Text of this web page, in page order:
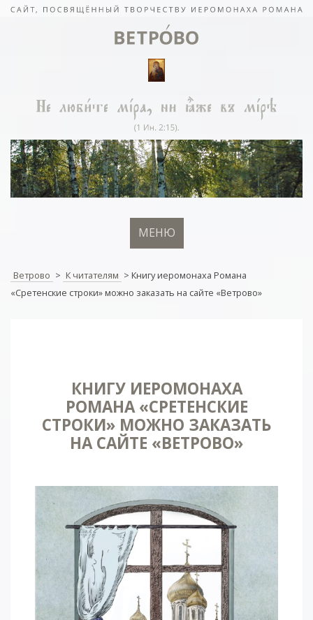
МЕНЮ
Ветрово > К читателям > Книгу иеромонаха Романа
«Сретенские строки» можно заказать на сайте «Ветрово»
КНИГУ ИЕРОМОНАХА
РОМАНА «СРЕТЕНСКИЕ
СТРОКИ» МОЖНО ЗАКАЗАТЬ
НА САЙТЕ «ВЕТРОВО»